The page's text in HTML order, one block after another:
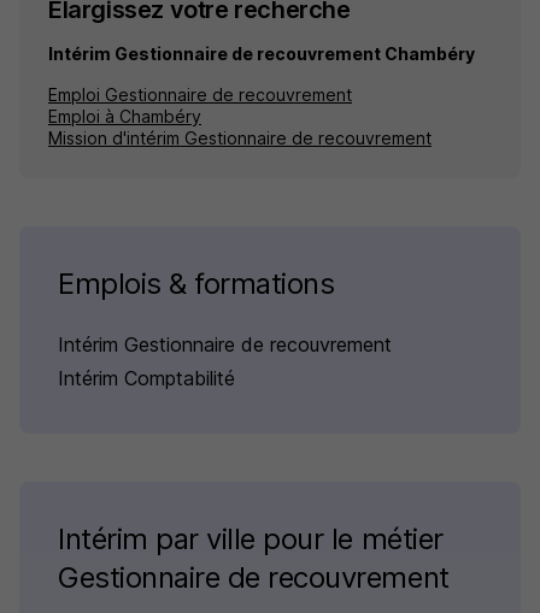
Élargissez votre recherche
Intérim Gestionnaire de recouvrement Chambéry
Emploi Gestionnaire de recouvrement
Emploi à Chambéry
Mission d'intérim Gestionnaire de recouvrement
Emplois & formations
Intérim Gestionnaire de recouvrement
Intérim Comptabilité
Intérim par ville pour le métier
Gestionnaire de recouvrement